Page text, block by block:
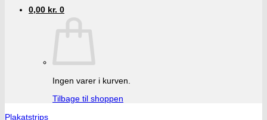
0,00 kr. 0
Ingen varer i kurven.
Tilbage til shoppen
Plakatstrips